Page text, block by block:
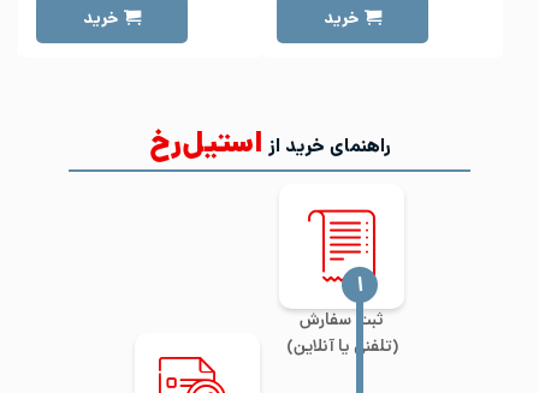
خرید خرید
راهنمای خرید از استیل‌رخ
ثبت سفارش
(تلفنی یا آنلاین)
‍۱